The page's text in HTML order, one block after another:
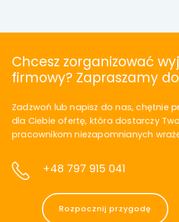
Chcesz zorganizować
firmowy? Zapraszamy
Zadzwoń lub napisz do nas, chętnie
dla Ciebie ofertę, która dostarczy
pracownikom niezapomnianych
+48 797 915 041
Rozpocznij przygodę